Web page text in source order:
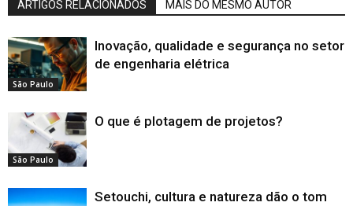
ARTIGOS RELACIONADOS MAIS DO MESMO AUTOR
São Paulo
Inovação, qualidade e segurança no setor
de engenharia elétrica
São Paulo
O que é plotagem de projetos?
Setouchi, cultura e natureza dão o tom